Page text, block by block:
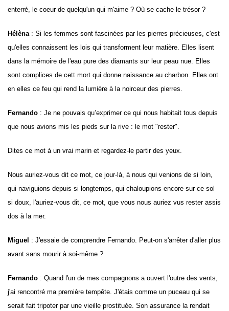
enterré, le coeur de quelqu'un qui m'aime ? Où se cache le trésor ?
Hélèna : Si les femmes sont fascinées par les pierres précieuses, c'est
qu'elles connaissent les lois qui transforment leur matière. Elles lisent
dans la mémoire de l'eau pure des diamants sur leur peau nue. Elles
sont complices de cett mort qui donne naissance au charbon. Elles ont
en elles ce feu qui rend la lumière à la noirceur des pierres.
Fernando : Je ne pouvais qu’exprimer ce qui nous habitait tous depuis
que nous avions mis les pieds sur la rive : le mot "rester".
Dites ce mot à un vrai marin et regardez-le partir des yeux.
Nous auriez-vous dit ce mot, ce jour-là, à nous qui venions de si loin,
qui naviguions depuis si longtemps, qui chaloupions encore sur ce sol
si doux, l'auriez-vous dit, ce mot, que vous nous auriez vus rester assis
dos à la mer.
Miguel : J'essaie de comprendre Fernando. Peut-on s'arrêter d'aller plus
avant sans mourir à soi-même ?
Fernando : Quand l'un de mes compagnons a ouvert l'outre des vents,
j'ai rencontré ma première tempête. J'étais comme un puceau qui se
serait fait tripoter par une vieille prostituée. Son assurance la rendait